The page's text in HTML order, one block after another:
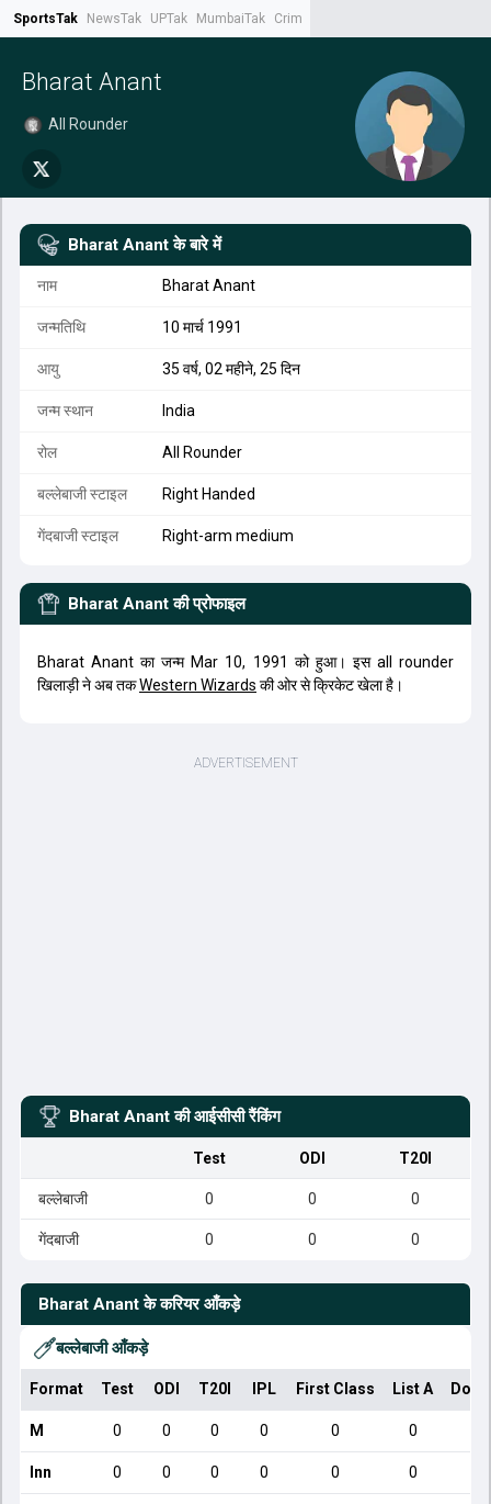
SportsTak NewsTak UPTak MumbaiTak CrimeTak
Bharat Anant
All Rounder
Bharat Anant के बारे में
नाम Bharat Anant
जन्मतिथि 10 मार्च 1991
आयु 35 वर्ष, 02 महीने, 25 दिन
जन्म स्थान India
रोल All Rounder
बल्लेबाजी स्टाइल Right Handed
गेंदबाजी स्टाइल Right-arm medium
Bharat Anant की प्रोफाइल
Bharat Anant का जन्म Mar 10, 1991 को हुआ। इस all rounder
खिलाड़ी ने अब तकWestern Wizards की ओर से क्रिकेट खेला है।
Bharat Anant की आईसीसी रैंकिंग
Test ODI T20I
बल्लेबाजी 0 0 0
गेंदबाजी 0 0 0
Bharat Anant के करियर आँकड़े
बल्लेबाजी आँकड़े
Format Test ODI T20I IPL First Class List A
M 0 0 0 0 0 0
Inn 0 0 0 0 0 0